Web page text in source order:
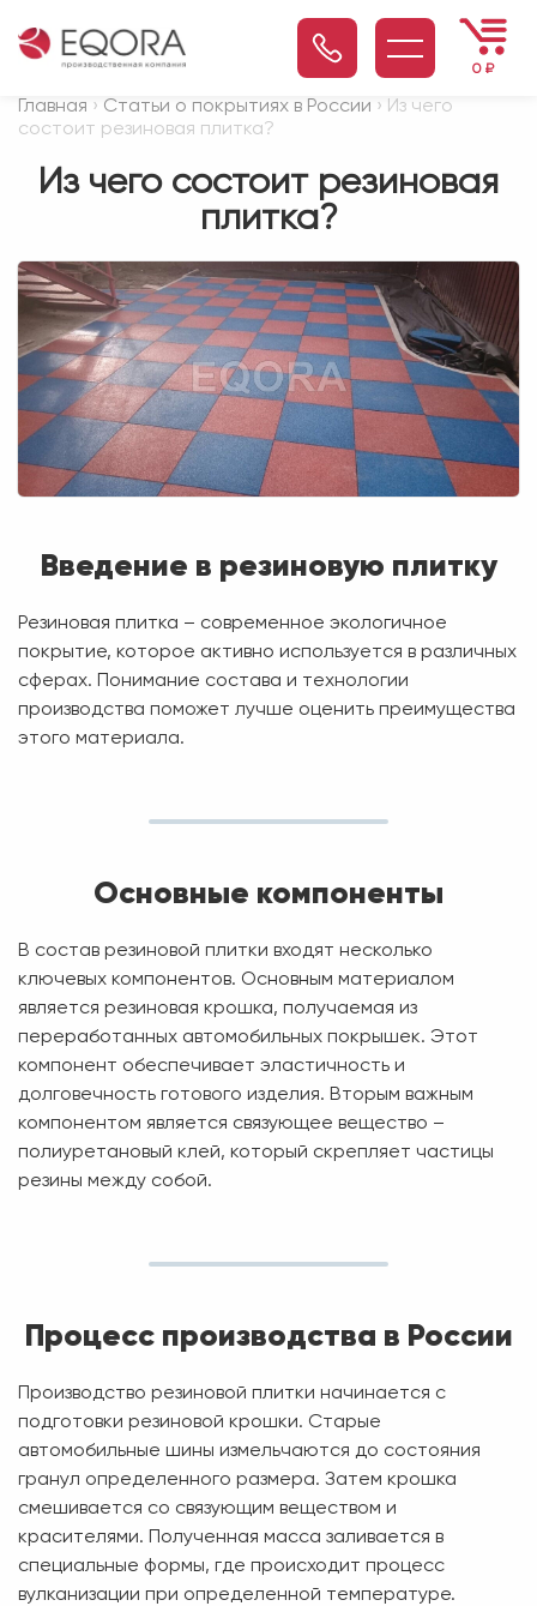
0 ₽
Главная › Статьи о покрытиях в России › Из чего
состоит резиновая плитка?
Из чего состоит резиновая
плитка?
Введение в резиновую плитку
Резиновая плитка – современное экологичное
покрытие, которое активно используется в различных
сферах. Понимание состава и технологии
производства поможет лучше оценить преимущества
этого материала.
Основные компоненты
В состав резиновой плитки входят несколько
ключевых компонентов. Основным материалом
является резиновая крошка, получаемая из
переработанных автомобильных покрышек. Этот
компонент обеспечивает эластичность и
долговечность готового изделия. Вторым важным
компонентом является связующее вещество –
полиуретановый клей, который скрепляет частицы
резины между собой.
Процесс производства в России
Производство резиновой плитки начинается с
подготовки резиновой крошки. Старые
автомобильные шины измельчаются до состояния
гранул определенного размера. Затем крошка
смешивается со связующим веществом и
красителями. Полученная масса заливается в
специальные формы, где происходит процесс
вулканизации при определенной температуре.